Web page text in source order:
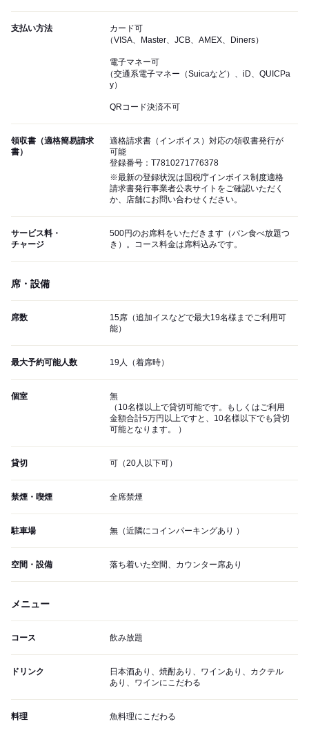
支払い方法
カード可
（VISA、Master、JCB、AMEX、Diners）
電子マネー可
（交通系電子マネー（Suicaなど）、iD、QUICPa
y）
QRコード決済不可
領収書（適格簡易請求
書）
適格請求書（インボイス）対応の領収書発行が
可能
登録番号：T7810271776378
※最新の登録状況は国税庁インボイス制度適格
請求書発行事業者公表サイトをご確認いただく
か、店舗にお問い合わせください。
サービス料・
チャージ
500円のお席料をいただきます（パン食べ放題つ
き）。コース料金は席料込みです。
席・設備
席数
15席（追加イスなどで最大19名様までご利用可
能）
最大予約可能人数 19人（着席時）
個室
無
（10名様以上で貸切可能です。もしくはご利用
金額合計5万円以上ですと、10名様以下でも貸切
可能となります。 ）
貸切 可（20人以下可）
禁煙・喫煙 全席禁煙
駐車場 無（近隣にコインパーキングあり ）
空間・設備 落ち着いた空間、カウンター席あり
メニュー
コース 飲み放題
ドリンク
日本酒あり、焼酎あり、ワインあり、カクテル
あり、ワインにこだわる
料理 魚料理にこだわる